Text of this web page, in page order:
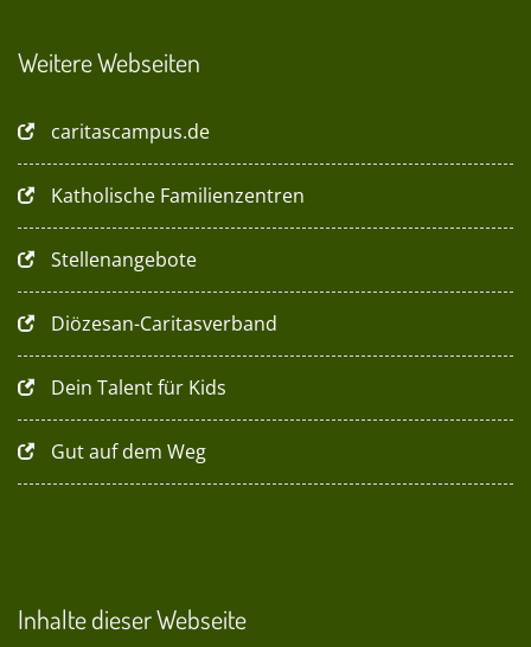
Weitere Webseiten
caritascampus.de
Katholische Familienzentren
Stellenangebote
Diözesan-Caritasverband
Dein Talent für Kids
Gut auf dem Weg
Inhalte dieser Webseite